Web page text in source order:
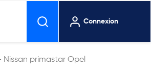
Connexion
primastar Opel